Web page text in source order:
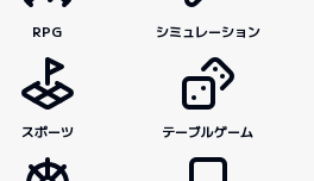
RPG シミュレーション
スポーツ テーブルゲーム